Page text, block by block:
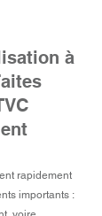
à
rapidement
importants :